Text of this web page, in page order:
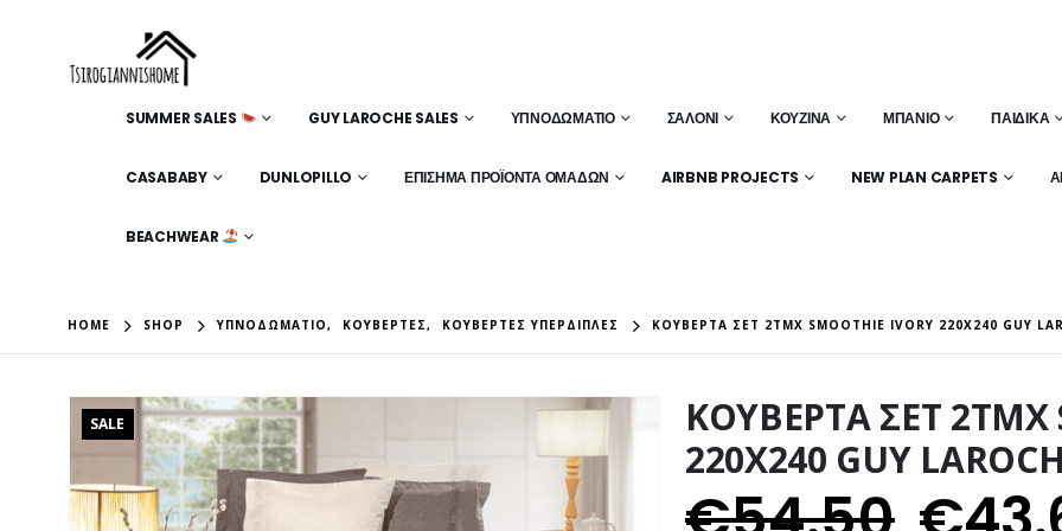
SUMMER SALES GUY LAROCHE SALES ΥΠΝΟΔΩΜΆΤΙΟ ΣΑΛΌΝΙ ΚΟΥΖΊΝΑ ΜΠΆΝΙΟ ΠΑΙΔΙΚΆ
CASABABY DUNLOPILLO ΕΠΊΣΗΜΑ ΠΡΟΪΌΝΤΑ ΟΜΆΔΩΝ AIRBNB PROJECTS NEW PLAN CARPETS
BEACHWEAR
HOME SHOP ΥΠΝΟΔΩΜΆΤΙΟ, ΚΟΥΒΈΡΤΕΣ, ΚΟΥΒΈΡΤΕΣ ΥΠΈΡΔΙΠΛΕΣ ΚΟΥΒΕΡΤΑ ΣΕΤ 2ΤΜΧ SMOOTHIE IVORY 220X240 GUY
SALE
ΚΟΥΒΕΡΤΑ ΣΕΤ 2ΤΜΧ
220X240 GUY